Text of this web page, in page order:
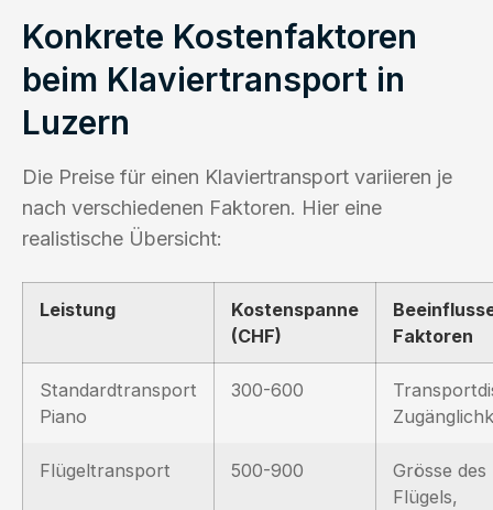
Konkrete Kostenfaktoren
beim Klaviertransport in
Luzern
Die Preise für einen Klaviertransport variieren je
nach verschiedenen Faktoren. Hier eine
realistische Übersicht:
Leistung
Kostenspanne
(CHF)
Faktoren
Standardtransport
Piano
300-600
Flügeltransport 500-900
Grösse des
Flügels,